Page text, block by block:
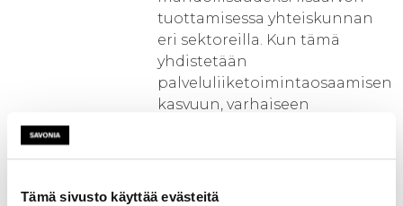
Tämä sivusto käyttää evästeitä
tuottamisessa yhteiskunnan
eri sektoreilla. Kun tämä
yhdistetään
palveluliiketoimintaosaamisen
kasvuun, varhaiseen
kanssa, vähennetään